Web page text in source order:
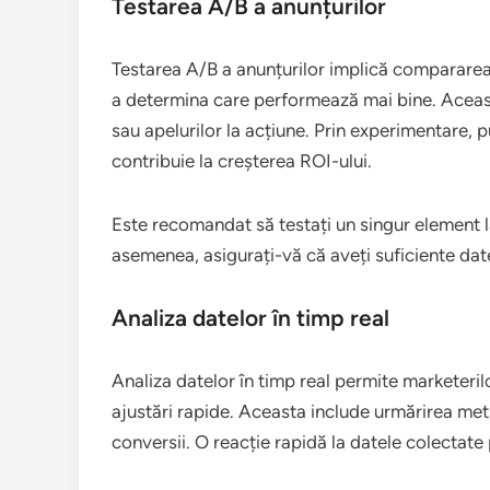
Testarea A/B a anunțurilor
Testarea A/B a anunțurilor implică
a determina care performează mai bine.
sau apelurilor la acțiune. Prin experimentare,
contribuie la creșterea ROI-ului.
Este recomandat să testați un singur
asemenea, asigurați-vă că aveți suficiente
Analiza datelor în timp real
Analiza datelor în timp real permite
ajustări rapide. Aceasta include urmărirea
conversii. O reacție rapidă la datele